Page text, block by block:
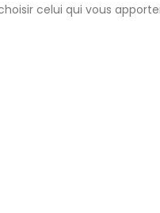
celui qui vous